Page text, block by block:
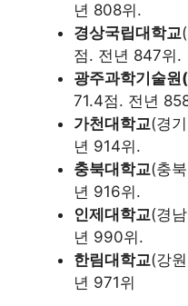
년 808위.
경상국립대학교
점. 전년 847위.
광주과학기술원
71.4점. 전년
가천대학교(경
년 914위.
충북대학교(충
년 916위.
인제대학교(경
년 990위.
한림대학교(강
년 971위